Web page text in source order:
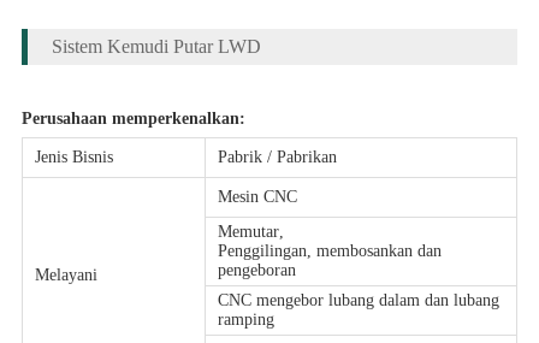
Sistem Kemudi Putar LWD
Perusahaan memperkenalkan:
Jenis Bisnis Pabrik / Pabrikan
Melayani
Mesin CNC
Memutar,
Penggilingan, membosankan dan
pengeboran
CNC mengebor lubang dalam dan lubang
ramping